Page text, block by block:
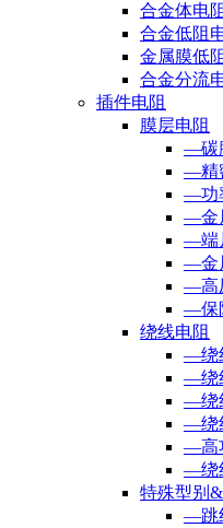
合金体电阻
合金低阻
金属膜低
合金分流
插件电阻
膜层电阻
—碳
—精
—功
—金
—端
—金
—高
—保
绕线电阻
—绕
—绕
—绕
—绕
—高
—绕
特殊型别
—跳